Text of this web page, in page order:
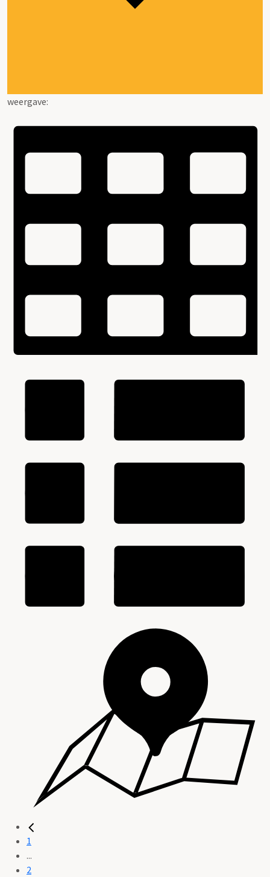
weergave:
1
...
2